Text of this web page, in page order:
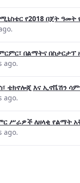
የ2018 በጀት
በልማትና በስታርታፕ
ago.
ቴክኖሎጂ እና ኢኖቬሽን
ago.
ሥራዎች ለዘላቂ
ago.